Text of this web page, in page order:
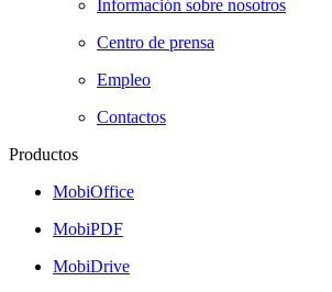
Información sobre nosotros
Centro de prensa
Empleo
Contactos
Productos
MobiOffice
MobiPDF
MobiDrive